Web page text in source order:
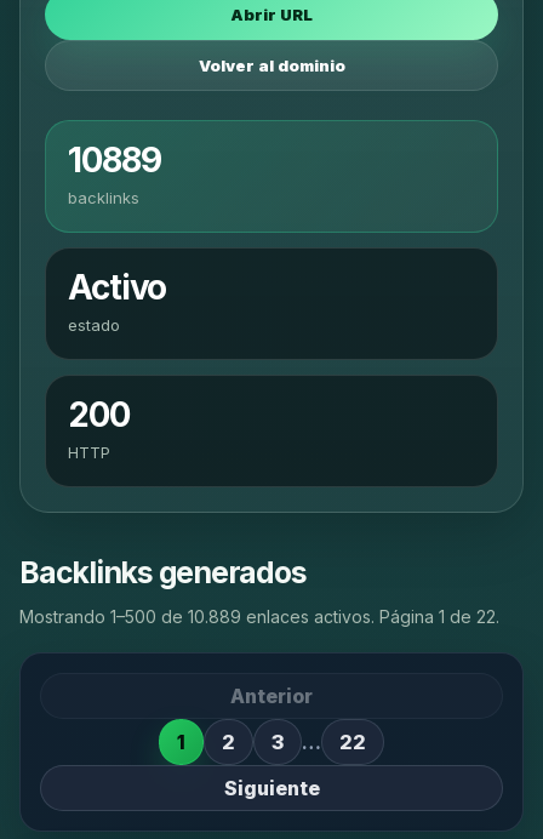
Abrir URL
Volver al dominio
10889
backlinks
Activo
estado
200
HTTP
Backlinks generados
Mostrando 1–500 de 10.889 enlaces activos. Página 1 de 22.
Anterior
1
2 3 …
22
Siguiente